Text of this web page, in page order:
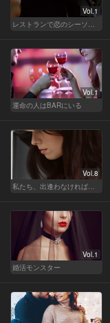
Vol.1
レストランで恋のシーソーゲーム（WOMAN）
Vol.1
運命の人はBARにいる
Vol.8
私たち、出逢わなければよかった
Vol.1
婚活モンスター